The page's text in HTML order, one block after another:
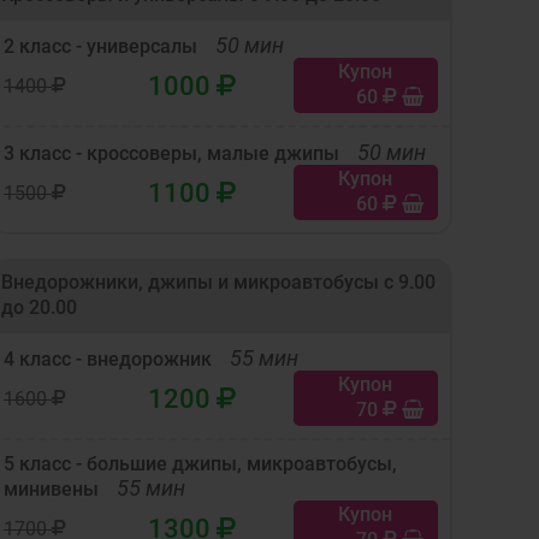
2 класс - универсалы 50 мин
1400 1000
Купон
60
3 класс - кроссоверы, малые джипы 50 мин
1500 1100
Купон
60
Внедорожники, джипы и микроавтобусы с 9.00
до 20.00
4 класс - внедорожник 55 мин
1600 1200
Купон
70
5 класс - большие джипы, микроавтобусы,
минивены
55 мин
1700 1300
Купон